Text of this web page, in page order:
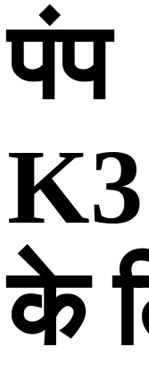
पंप
के